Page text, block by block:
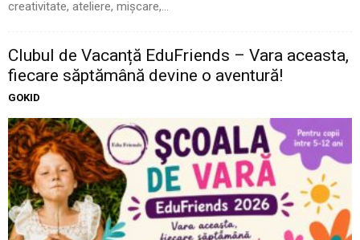
creativitate, ateliere, mișcare,...
Clubul de Vacanță EduFriends – Vara aceasta,
fiecare săptămână devine o aventură!
GOKID